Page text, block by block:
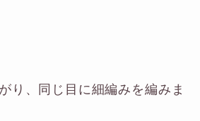
り、同じ目に細編みを編みま